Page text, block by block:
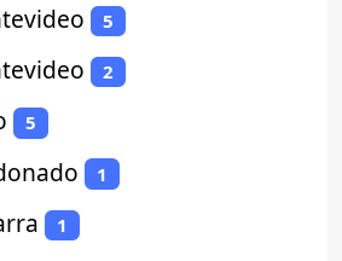
5
2
5
1
1